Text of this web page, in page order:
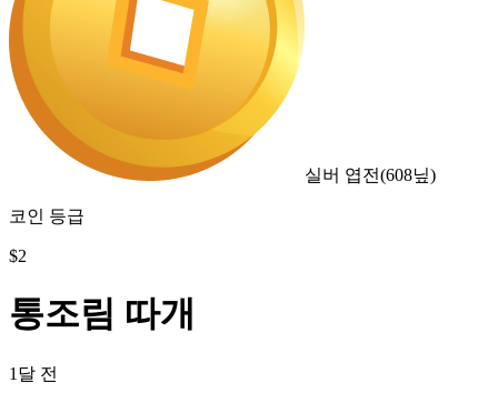
실버 엽전(608닢)
코인 등급
$2
통조림 따개
1달 전